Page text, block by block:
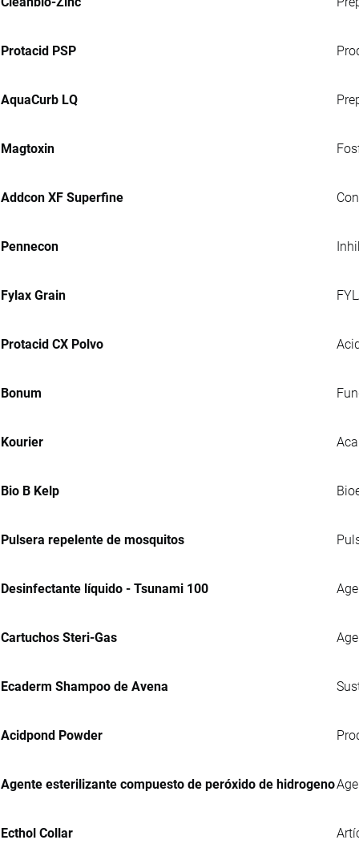
Protacid PSP
AquaCurb LQ
Magtoxin
Addcon XF Superfine
Pennecon
Fylax Grain
Protacid CX Polvo
Bonum
Kourier
Bio B Kelp
Pulsera repelente de mosquitos
Desinfectante líquido - Tsunami 100
Cartuchos Steri-Gas
Ecaderm Shampoo de Avena
Acidpond Powder
Agente esterilizante compuesto de peróxido de hidrogeno
Ecthol Collar